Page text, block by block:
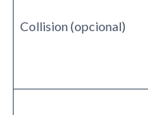
Collision (opcional)